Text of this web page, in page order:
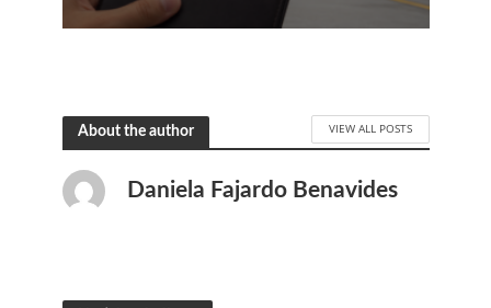
About the author VIEW ALL POSTS
Daniela Fajardo Benavides